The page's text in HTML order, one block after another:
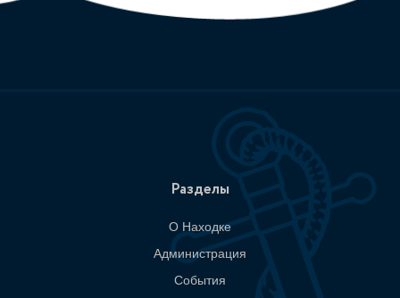
Разделы
О Находке
Администрация
События